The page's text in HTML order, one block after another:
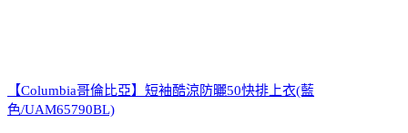
【Columbia哥倫比亞】短袖酷涼防曬50快排上衣(藍
色/UAM65790BL)